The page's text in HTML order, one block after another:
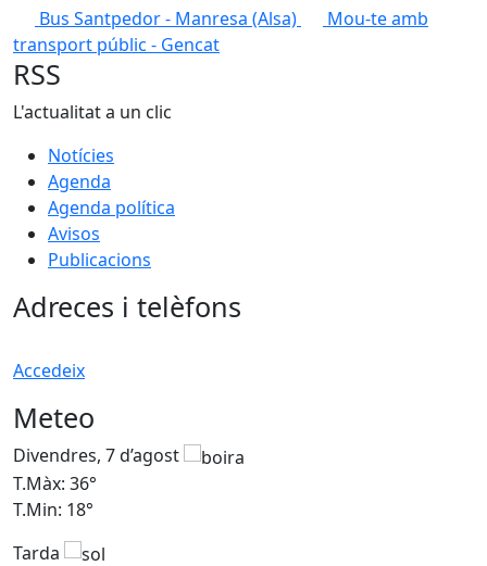
Bus Santpedor - Manresa (Alsa)
Mou-te amb
transport públic - Gencat
RSS
L'actualitat a un clic
Notícies
Agenda
Agenda política
Avisos
Publicacions
Adreces i telèfons
Accedeix
Meteo
Divendres, 7 d’agost
T.Màx: 36°
T.Min: 18°
Tarda